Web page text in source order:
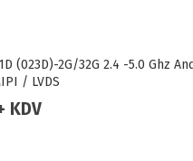
(023D)-4G/32G 2.4 -5.0 Ghz
/ LVDS
KDV